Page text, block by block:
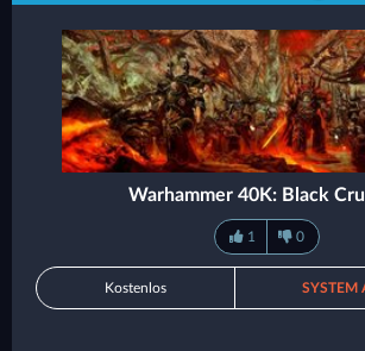
Warhammer 40K: Black
1 0
Kostenlos SYSTEM